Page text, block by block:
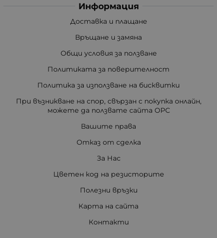
Информация
Доставка и плащане
Връщане и замяна
Общи условия за ползване
Политиката за поверителност
Политика за използване на бисквитки
При възникване на спор, свързан с покупка онлайн,
можете да ползвате сайта ОРС
Вашите права
Отказ от сделка
За Нас
Цветен код на резисторите
Полезни връзки
Карта на сайта
Контакти